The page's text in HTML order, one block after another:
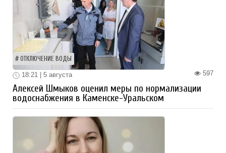
ОТКЛЮЧЕНИЕ ВОДЫ
597
18:21 | 5 августа
Алексей Шмыков оценил меры по нормализации
водоснабжения в Каменске-Уральском